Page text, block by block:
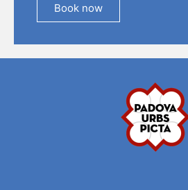
Book now